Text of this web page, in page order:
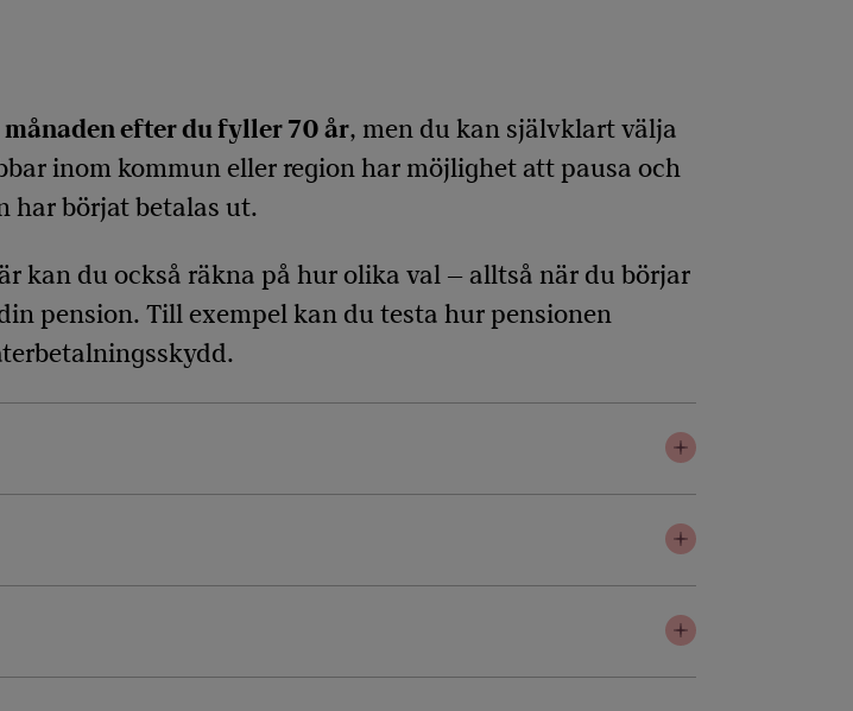
efter du fyller 70 år, men du kan självklart välja
inom kommun eller region har möjlighet att pausa och
har börjat betalas ut.
kan du också räkna på hur olika val – alltså när du börjar
pension. Till exempel kan du testa hur pensionen